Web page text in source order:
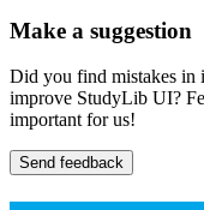
Make a suggestion
Did you find mistakes in
improve StudyLib UI?
important for us!
Send feedback